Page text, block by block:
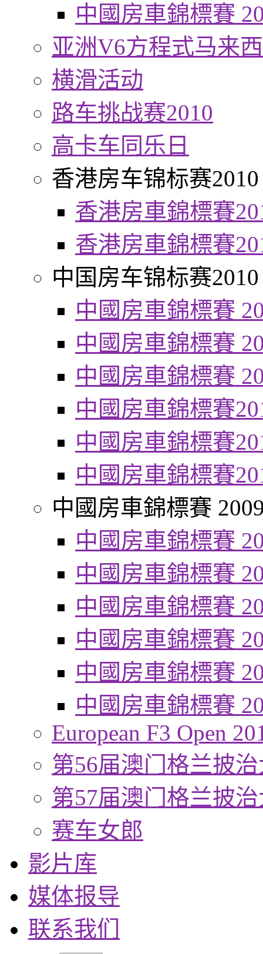
中國房車錦標賽
亚洲V6方程式马来
横滑活动
路车挑战赛2010
高卡车同乐日
香港房车锦标赛2010
香港房車錦標賽
香港房車錦標賽
中国房车锦标赛2010
中國房車錦標賽
中國房車錦標賽
中國房車錦標賽
中國房車錦標賽
中國房車錦標賽
中國房車錦標賽
中國房車錦標賽
中國房車錦標賽
中國房車錦標賽
中國房車錦標賽
中國房車錦標賽
中國房車錦標賽
中國房車錦標賽
European F3 Open
第56届澳门格兰披
第57届澳门格兰披
赛车女郎
影片库
媒体报导
联系我们